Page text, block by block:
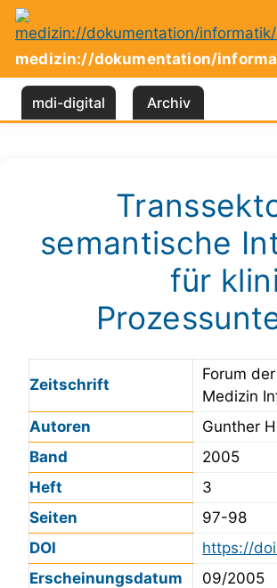
Zum
Inhalt
springen
medizin://dokumentation/
mdi-digital Archiv
semantische
für
Zeitschrift
Forum
Medizin
Autoren
Gunther
Band
2005
Heft
3
Seiten
97-98
DOI
https://
Erscheinungsdatum
09/2005